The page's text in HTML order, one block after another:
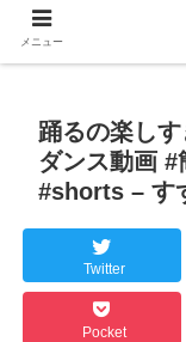
踊るの楽し
ダンス動画
#shorts – す
Twitter
Pocket
メニュー